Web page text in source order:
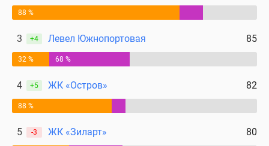
Бизнес-
Коттеджи
Скидки
акции
Макс
88 %
3 +4 Левел Южнопортовая 85
32 % 68 %
4 +5 ЖК «Остров» 82
88 %
5 -3 ЖК «Зиларт» 80